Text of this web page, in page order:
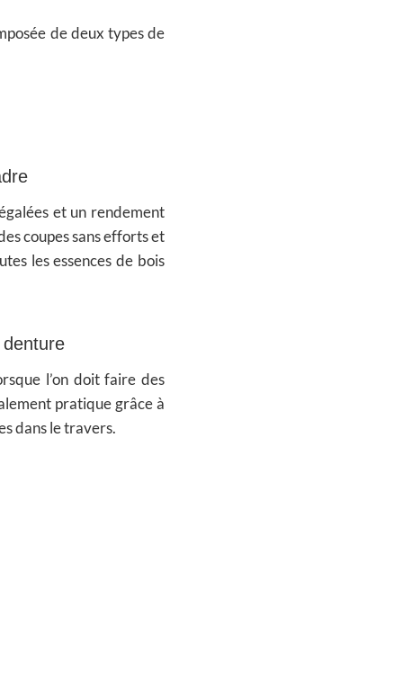
de deux types de
et un rendement
coupes sans efforts et
les essences de bois
l’on doit faire des
pratique grâce à
dans le travers.